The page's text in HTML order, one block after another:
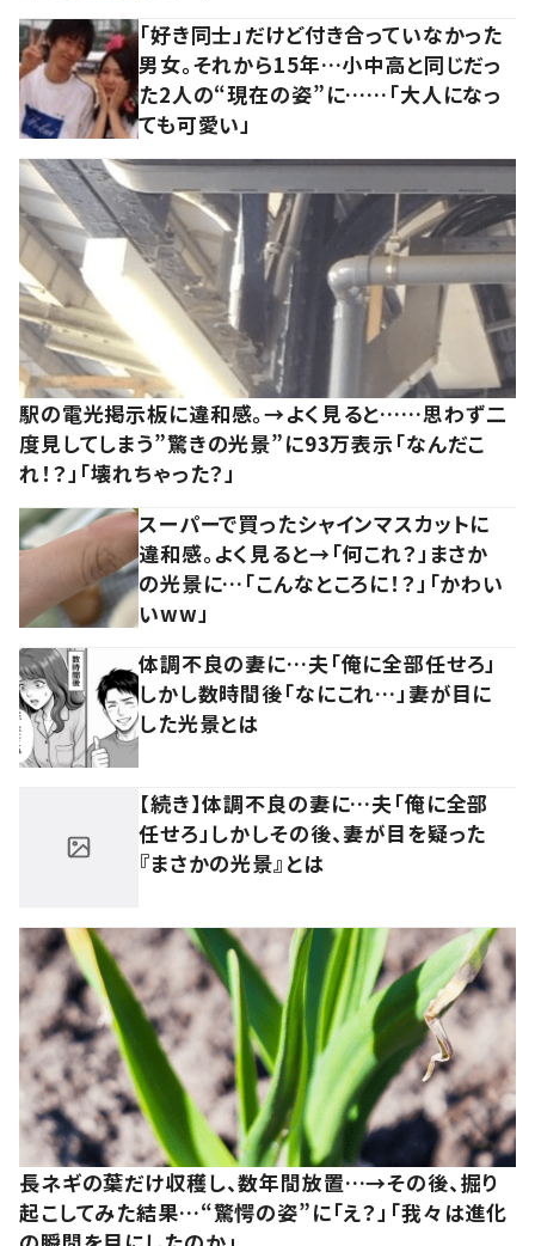
「好き同士」だけど付き合っていなかった
男女。それから15年…小中高と同じだっ
た2人の“現在の姿”に……「大人になっ
ても可愛い」
駅の電光掲示板に違和感。→よく見ると……思わず二
度見してしまう”驚きの光景”に93万表示「なんだこ
れ！？」「壊れちゃった？」
スーパーで買ったシャインマスカットに
違和感。よく見ると→「何これ？」まさか
の光景に…「こんなところに！？」「かわい
いww」
体調不良の妻に…夫「俺に全部任せろ」
しかし数時間後「なにこれ…」妻が目に
した光景とは
【続き】体調不良の妻に…夫「俺に全部
任せろ」しかしその後、妻が目を疑った
『まさかの光景』とは
長ネギの葉だけ収穫し、数年間放置…→その後、掘り
起こしてみた結果…“驚愕の姿”に「え？」「我々は進化